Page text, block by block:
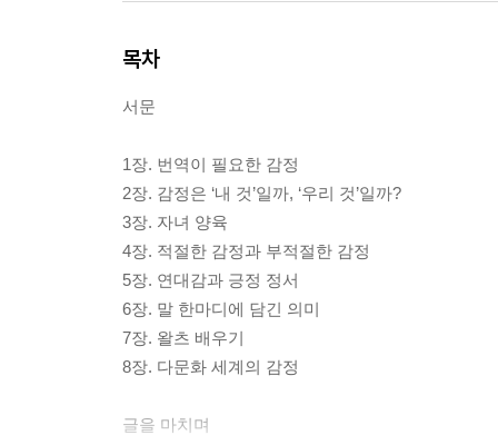
목차
서문
1장. 번역이 필요한 감정
2장. 감정은 ‘내 것’일까, ‘우리 것’일까?
3장. 자녀 양육
4장. 적절한 감정과 부적절한 감정
5장. 연대감과 긍정 정서
6장. 말 한마디에 담긴 의미
7장. 왈츠 배우기
8장. 다문화 세계의 감정
글을 마치며